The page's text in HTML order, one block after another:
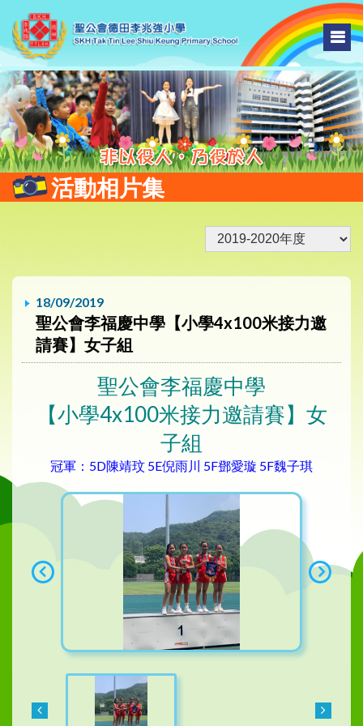
活動相片集
18/09/2019
聖公會李福慶中學【小學4x100米接力邀
請賽】女子組
聖公會李福慶中學
【小學4x100米接力邀請賽】女
子組
冠軍：5D陳靖玟 5E倪雨川 5F鄧愛璇 5F魏子琪